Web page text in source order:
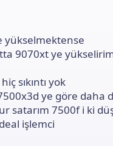
yükselmektense
9070xt ye
sıkıntı yok
ye göre daha
satarım 7500f i ki
işlemci